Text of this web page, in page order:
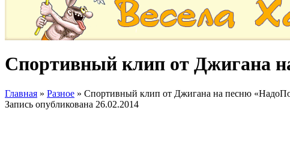
Спортивный клип от Джигана
Главная » Разное » Спортивный клип от Джигана на песню
Запись опубликована 26.02.2014